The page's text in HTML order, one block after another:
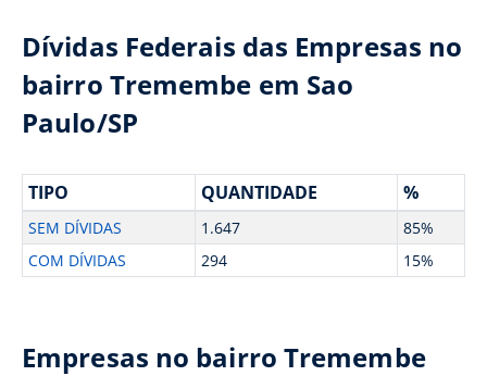
Dívidas Federais das Empresas no
bairro Tremembe em Sao
Paulo/SP
TIPO QUANTIDADE %
SEM DÍVIDAS 1.647
85%
COM DÍVIDAS
294 15%
Empresas no bairro Tremembe